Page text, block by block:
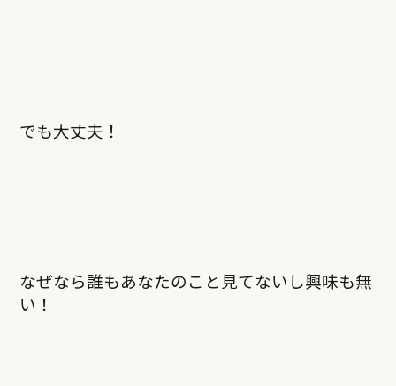
でも大丈夫！
なぜなら誰もあなたのこと見てないし興味も無
い！